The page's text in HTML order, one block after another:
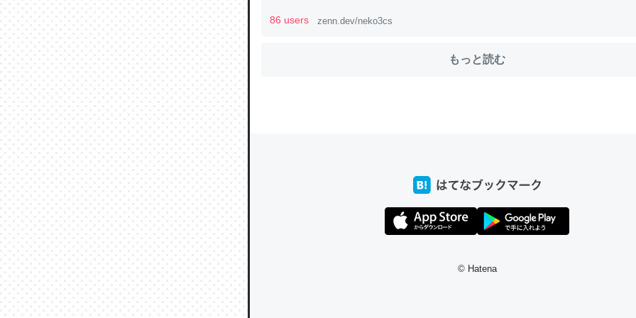
ウチもEchoを実家に置いて４年。でたまに覗いてる。ぼちぼちRingも置こうか
ちょうど同じ理由でEcho Show 8を設定中でした。PrimeとかSpotifyを支払う
きる。一生で親と会える残り時間を日数にすると1週間とかの人が多いそうだけ
─たまにLINEするくらいだった遠方の父67歳と僕。ITツール導入でコミュニケーションが劇的
86 users zenn.dev/neko3cs
もっと読む
© Hatena